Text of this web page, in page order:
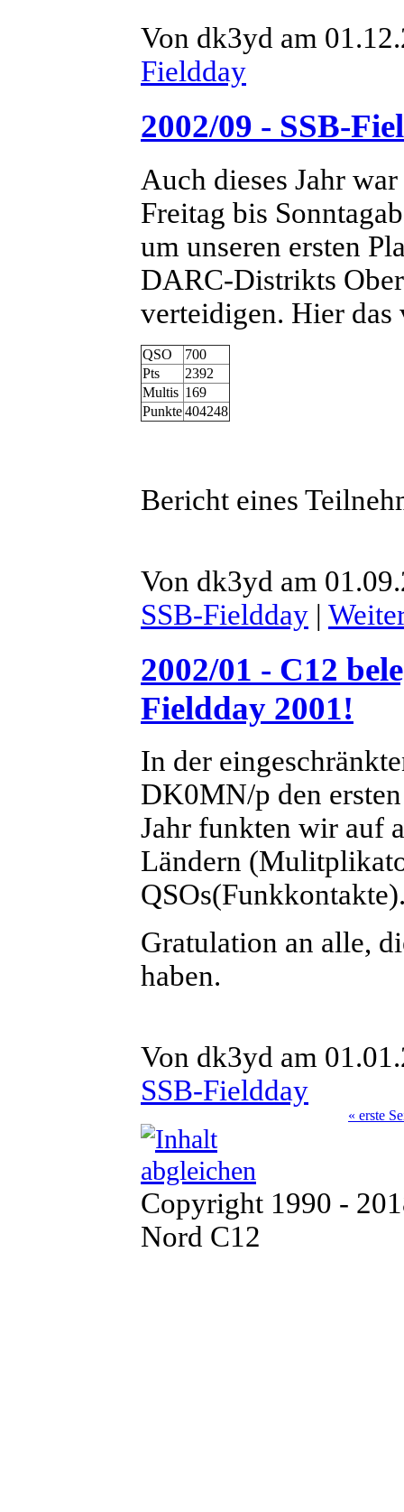
Von dk3yd am
Fieldday
2002/09 - SSB-
Auch dieses Jahr
Freitag bis
um unseren ersten
DARC-Distrikts
verteidigen. Hier
QSO
700
Pts
2392
Multis 169
Punkte404248
Bericht eines
Von dk3yd am
SSB-Fieldday |
2002/01 - C12
Fieldday 2001!
In der
DK0MN/p den
Jahr funkten wir auf
Ländern
Gratulation an alle,
haben.
Von dk3yd am
SSB-Fieldday
« erste
Copyright 1990 -
Nord C12